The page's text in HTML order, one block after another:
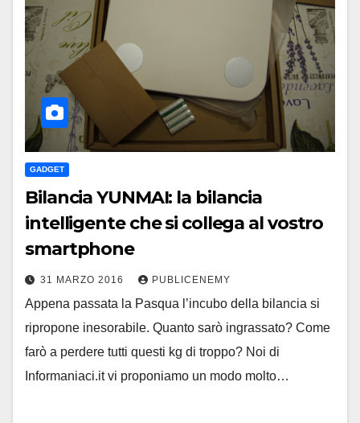
GADGET
Bilancia YUNMAI: la bilancia
intelligente che si collega al vostro
smartphone
31 MARZO 2016 PUBLICENEMY
Appena passata la Pasqua l’incubo della bilancia si
ripropone inesorabile. Quanto sarò ingrassato? Come
farò a perdere tutti questi kg di troppo? Noi di
Informaniaci.it vi proponiamo un modo molto…